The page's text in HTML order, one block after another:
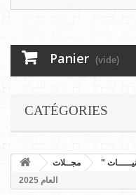
Panier (vide)
CATÉGORIES
مجــلات
العام 2025